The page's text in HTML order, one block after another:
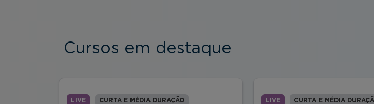
Cursos em destaque
LIVE CURTA E MÉDIA DURAÇÃO LIVE CURTA E MÉDIA